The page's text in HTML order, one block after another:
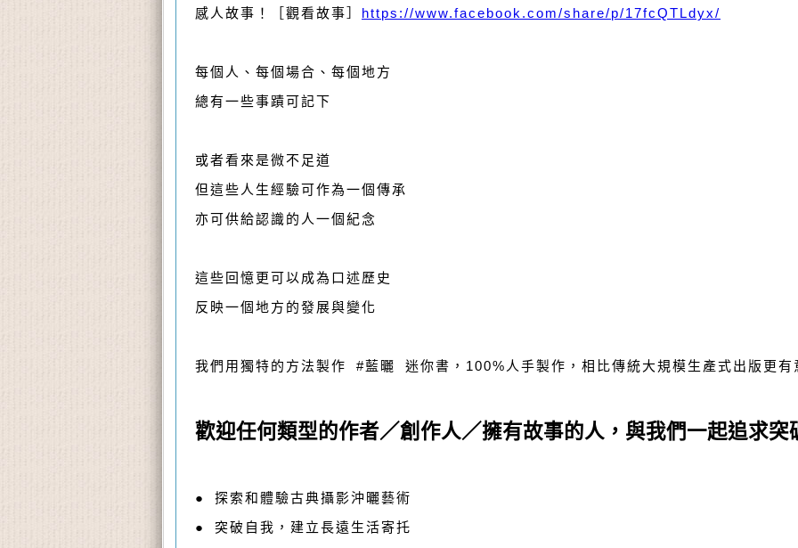
感人故事！［觀看故事］
https://www.facebook.com/share/p/17fcQTLdyx/
每個人、每個場合、每個地方
總有一些事蹟可記下
或者看來是微不足道
但這些人生經驗可作為一個傳承
亦可供給認識的人一個紀念
這些回憶更可以成為口述歷史
反映一個地方的發展與變化
我們用獨特的方法製作 #藍曬 迷你書，100%人手製作，相比傳統大規模生產式出版更有
歡迎任何類型的作者／創作人／擁有故事的人，與我們一起追求突
● 探索和體驗古典攝影沖曬藝術
● 突破自我，建立長遠生活寄托